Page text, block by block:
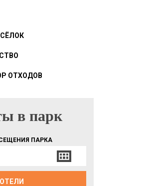
ОТХОДОВ
В ПАРК
в парк
ПАРКА
ОТЕЛИ